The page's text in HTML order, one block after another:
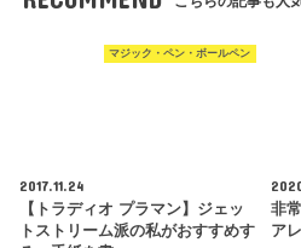
マジック・ペン・ボールペン
2017.11.24
【トラディオ プラマン】ジェッ
トストリーム派の私がおすすめす
非
ア